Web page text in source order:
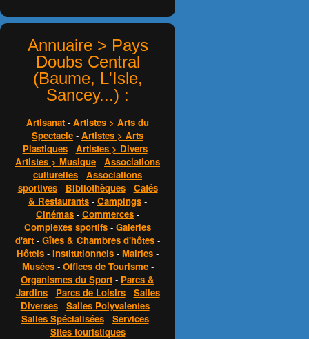
Annuaire > Pays
Doubs Central
(Baume, L'Isle,
Sancey...) :
Artisanat - Artistes > Arts du
Spectacle - Artistes > Arts
Plastiques- Artistes > Divers-
Artistes > Musique - Associations
culturelles - Associations
sportives- Bibliothèques- Cafés
& Restaurants - Campings -
Cinémas - Commerces -
Complexes sportifs - Galeries
d'art - Gîtes & Chambres d'hôtes -
Hôtels - Institutionnels - Mairies -
Musées- Offices de Tourisme-
Organismes du Sport - Parcs &
Jardins- Parcs de Loisirs- Salles
Diverses- Salles Polyvalentes-
Salles Spécialisées- Services-
Sites touristiques